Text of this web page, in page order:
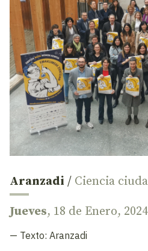
Aranzadi / Ciencia
Jueves, 18 de Enero,
— Texto: Aranzadi